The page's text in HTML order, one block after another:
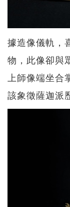
據造像儀軌，
物，此像卻與
上師像端坐
該象徵薩迦派